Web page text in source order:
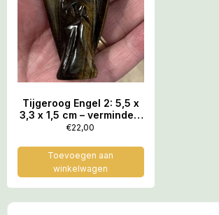
Tijgeroog Engel 2: 5,5 x
3,3 x 1,5 cm – vermindert
faalangst én
€22,00
Toevoegen aan
winkelwagen